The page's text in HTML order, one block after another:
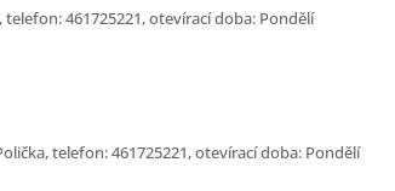
telefon: 461725221, otevírací doba: Pondělí
telefon: 461725221, otevírací doba: Pondělí